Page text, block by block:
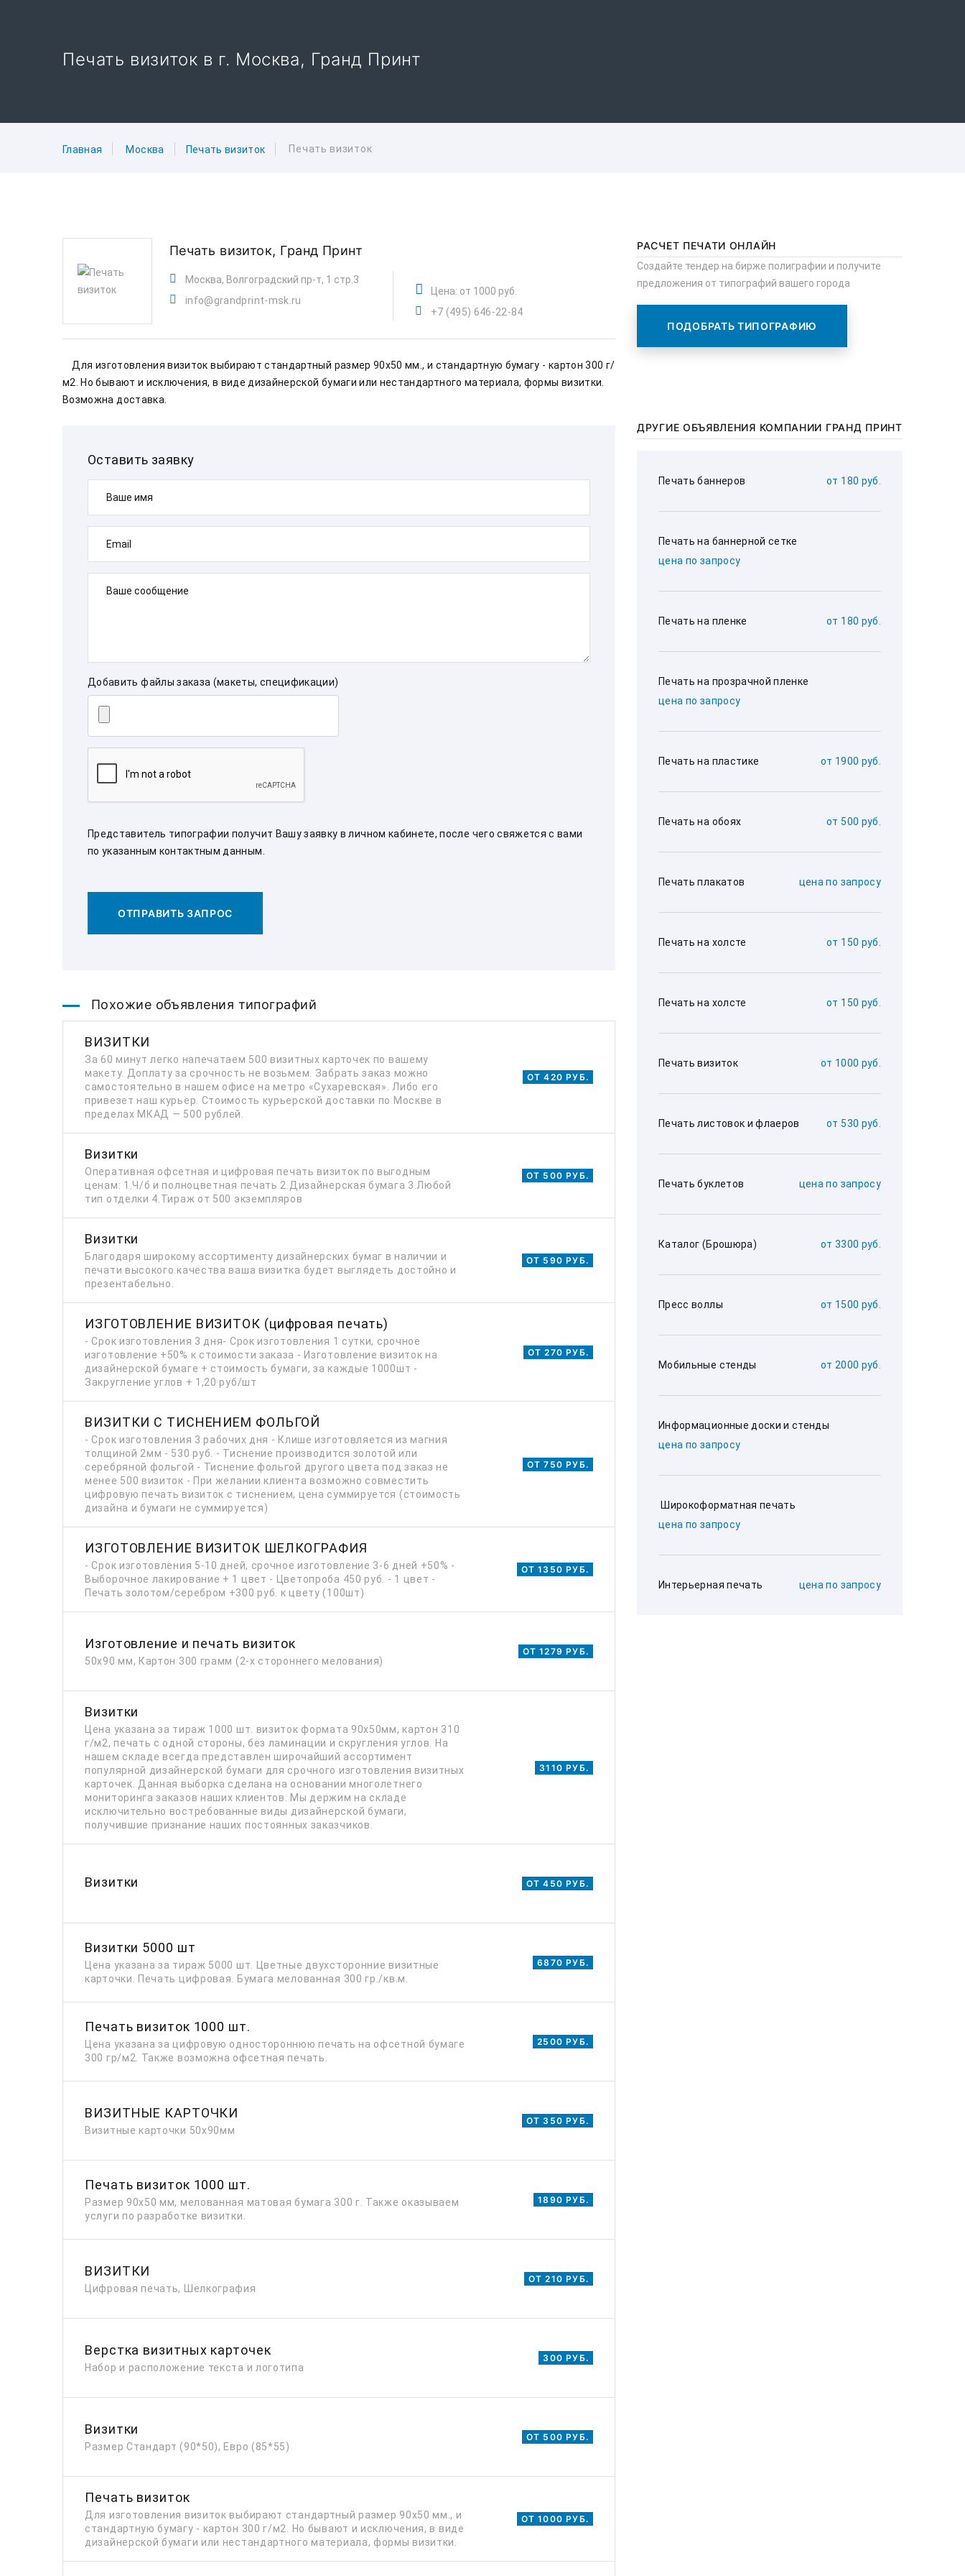
Печать визиток в г. Москва, Гранд Принт
Главная Москва Печать визиток Печать визиток
Печать визиток, Гранд Принт
Москва, Волгоградский пр-т, 1 стр.3
info@grandprint-msk.ru
Цена: от 1000 руб.
+7 (495) 646-22-84
м2. Но бывают и исключения, в виде дизайнерской бумаги или нестандартного материала, формы визитки.
Возможна доставка.
Оставить заявку
Ваше имя
Email
Ваше сообщение
Добавить файлы заказа (макеты, спецификации)
Представитель типографии получит Вашу заявку в личном кабинете, после чего свяжется с вами
по указанным контактным данным.
ОТПРАВИТЬ ЗАПРОС
Похожие объявления типографий
ВИЗИТКИ
За 60 минут легко напечатаем 500 визитных карточек по вашему
макету. Доплату за срочность не возьмем. Забрать заказ можно
самостоятельно в нашем офисе на метро «Сухаревская». Либо его
привезет наш курьер. Стоимость курьерской доставки по Москве в
пределах МКАД — 500 рублей.
ОТ 420 РУБ.
Визитки
Оперативная офсетная и цифровая печать визиток по выгодным
ценам: 1.Ч/б и полноцветная печать 2.Дизайнерская бумага 3.Любой
тип отделки 4.Тираж от 500 экземпляров
ОТ 500 РУБ.
Визитки
Благодаря широкому ассортименту дизайнерских бумаг в наличии и
печати высокого качества ваша визитка будет выглядеть достойно и
презентабельно.
ОТ 590 РУБ.
ИЗГОТОВЛЕНИЕ ВИЗИТОК (цифровая печать)
- Срок изготовления 3 дня- Срок изготовления 1 сутки, срочное
изготовление +50% к стоимости заказа - Изготовление визиток на
дизайнерской бумаге + стоимость бумаги, за каждые 1000шт -
Закругление углов + 1,20 руб/шт
ОТ 270 РУБ.
ВИЗИТКИ С ТИСНЕНИЕМ ФОЛЬГОЙ
- Срок изготовления 3 рабочих дня - Клише изготовляется из магния
толщиной 2мм - 530 руб. - Тиснение производится золотой или
серебряной фольгой - Тиснение фольгой другого цвета под заказ не
менее 500 визиток - При желании клиента возможно совместить
цифровую печать визиток с тиснением, цена суммируется (стоимость
дизайна и бумаги не суммируется)
ОТ 750 РУБ.
ИЗГОТОВЛЕНИЕ ВИЗИТОК ШЕЛКОГРАФИЯ
- Срок изготовления 5-10 дней, срочное изготовление 3-6 дней +50% -
Выборочное лакирование + 1 цвет - Цветопроба 450 руб. - 1 цвет -
Печать золотом/серебром +300 руб. к цвету (100шт)
ОТ 1350 РУБ.
Изготовление и печать визиток
50х90 мм, Картон 300 грамм (2-х стороннего мелования)
ОТ 1279 РУБ.
Визитки
Цена указана за тираж 1000 шт. визиток формата 90х50мм, картон 310
г/м2, печать с одной стороны, без ламинации и скругления углов. На
нашем складе всегда представлен широчайший ассортимент
популярной дизайнерской бумаги для срочного изготовления визитных
карточек. Данная выборка сделана на основании многолетнего
мониторинга заказов наших клиентов. Мы держим на складе
исключительно востребованные виды дизайнерской бумаги,
получившие признание наших постоянных заказчиков.
3110 РУБ.
Визитки ОТ 450 РУБ.
Визитки 5000 шт
Цена указана за тираж 5000 шт. Цветные двухсторонние визитные
карточки. Печать цифровая. Бумага мелованная 300 гр./кв.м.
6870 РУБ.
Печать визиток 1000 шт.
Цена указана за цифровую одностороннюю печать на офсетной бумаге
300 гр/м2. Также возможна офсетная печать.
2500 РУБ.
ВИЗИТНЫЕ КАРТОЧКИ
Визитные карточки 50х90мм
ОТ 350 РУБ.
Печать визиток 1000 шт.
Размер 90х50 мм, мелованная матовая бумага 300 г. Также оказываем
услуги по разработке визитки.
1890 РУБ.
ВИЗИТКИ
Цифровая печать, Шелкография
ОТ 210 РУБ.
Верстка визитных карточек
Набор и расположение текста и логотипа
300 РУБ.
Визитки
Размер Стандарт (90*50), Евро (85*55)
ОТ 500 РУБ.
Печать визиток
Для изготовления визиток выбирают стандартный размер 90х50 мм., и
стандартную бумагу - картон 300 г/м2. Но бывают и исключения, в виде
дизайнерской бумаги или нестандартного материала, формы визитки.
ОТ 1000 РУБ.
РАСЧЕТ ПЕЧАТИ ОНЛАЙН
Создайте тендер на бирже полиграфии и получите
предложения от типографий вашего города
ПОДОБРАТЬ ТИПОГРАФИЮ
ДРУГИЕ ОБЪЯВЛЕНИЯ КОМПАНИИ ГРАНД ПРИНТ
Печать баннеров от 180 руб.
Печать на баннерной сетке
цена по запросу
Печать на пленке от 180 руб.
Печать на прозрачной пленке
цена по запросу
Печать на пластике от 1900 руб.
Печать на обоях от 500 руб.
Печать плакатов цена по запросу
Печать на холсте от 150 руб.
Печать на холсте от 150 руб.
Печать визиток от 1000 руб.
Печать листовок и флаеров от 530 руб.
Печать буклетов цена по запросу
Каталог (Брошюра) от 3300 руб.
Пресс воллы от 1500 руб.
Мобильные стенды от 2000 руб.
Информационные доски и стенды
цена по запросу
Широкоформатная печать
цена по запросу
Интерьерная печать цена по запросу